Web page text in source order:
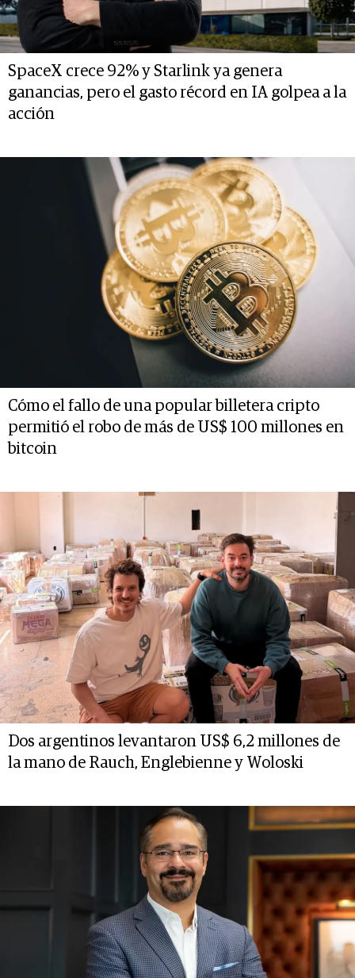
SpaceX crece 92% y Starlink ya genera
ganancias, pero el gasto récord en IA golpea a la
acción
Cómo el fallo de una popular billetera cripto
permitió el robo de más de US$ 100 millones en
bitcoin
Dos argentinos levantaron US$ 6,2 millones de
la mano de Rauch, Englebienne y Woloski